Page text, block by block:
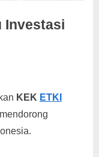
Investasi
KEK ETKI